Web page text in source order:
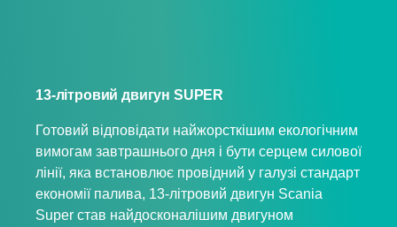
13-літровий двигун SUPER
Готовий відповідати найжорсткішим екологічним
вимогам завтрашнього дня і бути серцем силової
лінії, яка встановлює провідний у галузі стандарт
економії палива, 13-літровий двигун Scania
Super став найдосконалішим двигуном